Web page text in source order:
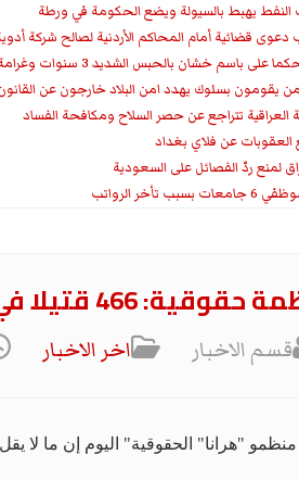
النفط يهبط بالسيولة ويضع الحكومة في ورطة
دعوى قضائية أمام المحاكم الأردنية لصالح شركة
باسم خشان بالحبس الشديد 3 سنوات وغرامة مالية
: من يقومون بسلوك يهدد امن البلاد خارجون عن
تتراجع عن حصر السلاح ومكافحة الفساد
العقوبات عن فلاي بغداد
لمنع ردّ الفصائل على السعودية
الرواتب
466 قتيلا في احتجاجات إيران
قسم الاخبار اخر الاخبار
الحقوقية" اليوم إن ما لا يقل عن 466 شخصا قتلوا في الاحتجاجات التي تشهدها أنحاء إيران، في ظل مخاوف من أن تكون حصيلة